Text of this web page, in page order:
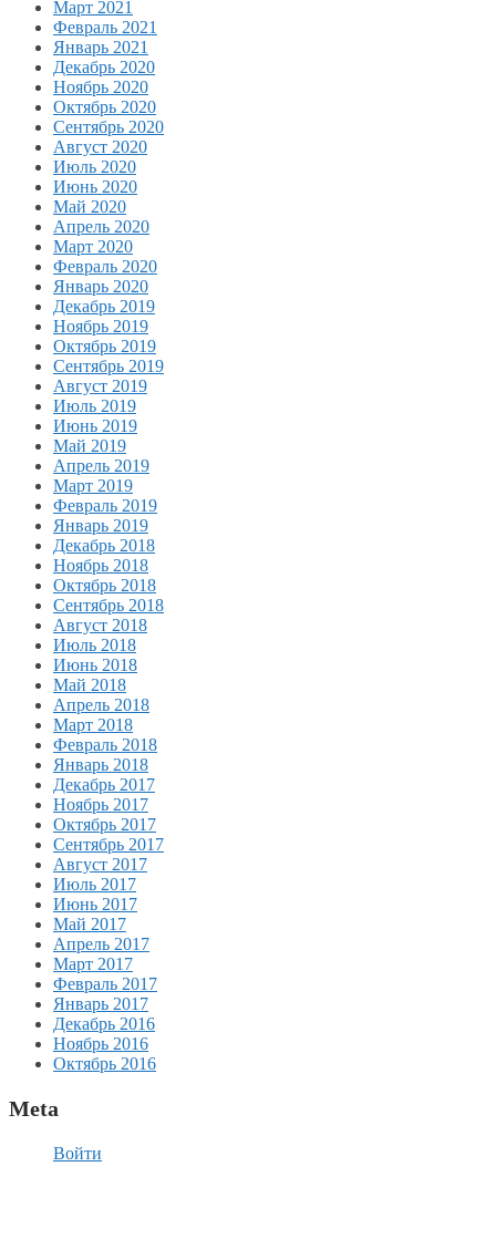
Март 2021
Февраль 2021
Январь 2021
Декабрь 2020
Ноябрь 2020
Октябрь 2020
Сентябрь 2020
Август 2020
Июль 2020
Июнь 2020
Май 2020
Апрель 2020
Март 2020
Февраль 2020
Январь 2020
Декабрь 2019
Ноябрь 2019
Октябрь 2019
Сентябрь 2019
Август 2019
Июль 2019
Июнь 2019
Май 2019
Апрель 2019
Март 2019
Февраль 2019
Январь 2019
Декабрь 2018
Ноябрь 2018
Октябрь 2018
Сентябрь 2018
Август 2018
Июль 2018
Июнь 2018
Май 2018
Апрель 2018
Март 2018
Февраль 2018
Январь 2018
Декабрь 2017
Ноябрь 2017
Октябрь 2017
Сентябрь 2017
Август 2017
Июль 2017
Июнь 2017
Май 2017
Апрель 2017
Март 2017
Февраль 2017
Январь 2017
Декабрь 2016
Ноябрь 2016
Октябрь 2016
Meta
Войти